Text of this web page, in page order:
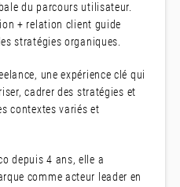
du parcours utilisateur.
+ relation client guide
stratégies organiques.
une expérience clé qui
cadrer des stratégies et
contextes variés et
depuis 4 ans, elle a
comme acteur leader en